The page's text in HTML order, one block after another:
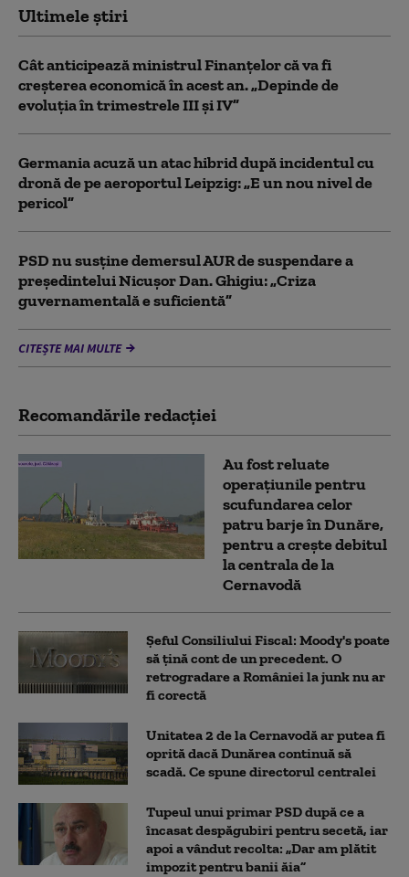
Ultimele știri
Cât anticipează ministrul Finanțelor că va fi
creşterea economică în acest an. „Depinde de
evoluţia în trimestrele III şi IV”
Germania acuză un atac hibrid după incidentul cu
dronă de pe aeroportul Leipzig: „E un nou nivel de
pericol”
PSD nu susține demersul AUR de suspendare a
președintelui Nicușor Dan. Ghigiu: „Criza
guvernamentală e suficientă”
CITEȘTE MAI MULTE
Recomandările redacţiei
Au fost reluate
operațiunile pentru
scufundarea celor
patru barje în Dunăre,
pentru a crește debitul
la centrala de la
Cernavodă
Șeful Consiliului Fiscal: Moody's poate
să țină cont de un precedent. O
retrogradare a României la junk nu ar
fi corectă
Unitatea 2 de la Cernavodă ar putea fi
oprită dacă Dunărea continuă să
scadă. Ce spune directorul centralei
Tupeul unui primar PSD după ce a
încasat despăgubiri pentru secetă, iar
apoi a vândut recolta: „Dar am plătit
impozit pentru banii ăia”